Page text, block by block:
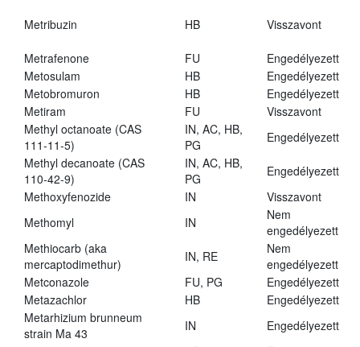
Metribuzin HB Visszavont
Metrafenone FU
Engedélyezett
Metosulam
HB
Engedélyezett
Metobromuron
HB
Engedélyezett
Metiram
FU
Visszavont
Methyl octanoate (CAS
111-11-5)
IN, AC, HB,
PG
Engedélyezett
Methyl decanoate (CAS
110-42-9)
IN, AC, HB,
PG
Engedélyezett
Methoxyfenozide
IN
Visszavont
Methomyl
IN
Nem
engedélyezett
Methiocarb (aka
mercaptodimethur)
IN, RE
Nem
engedélyezett
Metconazole
FU, PG
Engedélyezett
Metazachlor
HB
Engedélyezett
Metarhizium brunneum
strain Ma 43
IN
Engedélyezett